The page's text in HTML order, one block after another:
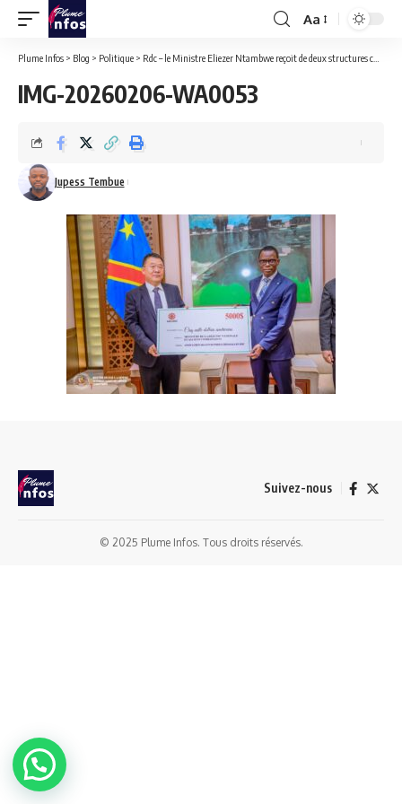
Font
Resizer
Aa
Plume Infos > Blog > Politique > Rdc – le Ministre Eliezer Ntambwe reçoit de deux structures chinoises, un soutien financier au profit des anciens combattants
IMG-20260206-WA0053
Jupess Tembue
Suivez-nous
© 2025 Plume Infos. Tous droits réservés.